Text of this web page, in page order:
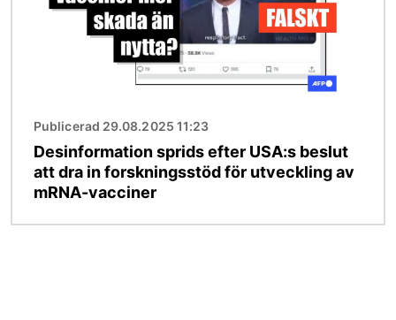
Publicerad 29.08.2025 11:23
Desinformation sprids efter USA:s beslut
att dra in forskningsstöd för utveckling av
mRNA-vacciner